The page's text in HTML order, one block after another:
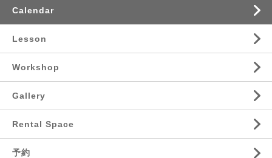
Calendar
Lesson
Workshop
Gallery
Rental Space
予約